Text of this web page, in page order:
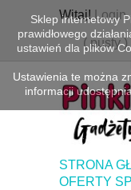
Witaj!Login
( pusty)
STRONA
OFERTY
Sklep internetowy
prawidłowego
ustawień dla plików
Ustawienia te można
informacji